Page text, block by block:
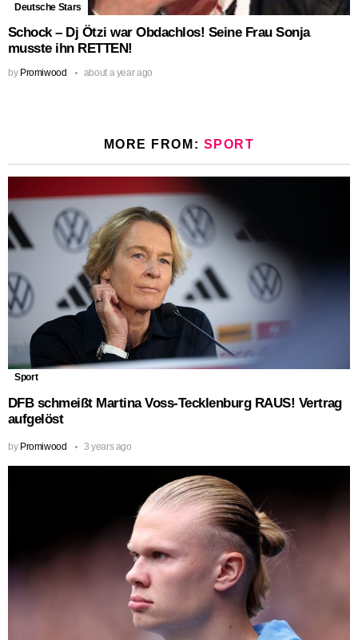
Deutsche Stars
Schock – Dj Ötzi war Obdachlos! Seine Frau Sonja
musste ihn RETTEN!
by Promiwood about a year ago
MORE FROM: SPORT
Sport
DFB schmeißt Martina Voss-Tecklenburg RAUS! Vertrag
aufgelöst
by Promiwood 3 years ago